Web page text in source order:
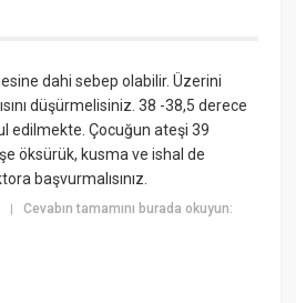
dahi sebep olabilir. Üzerini
düşürmelisiniz. 38 -38,5 derece
edilmekte. Çocuğun ateşi 39
öksürük, kusma ve ishal de
başvurmalısınız.
|Cevabın tamamını burada okuyun: